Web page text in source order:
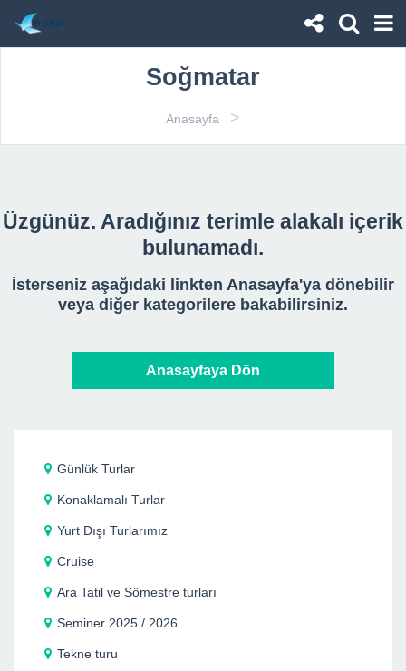
Soğmatar
Anasayfa >
Üzgünüz. Aradığınız terimle alakalı içerik
bulunamadı.
İsterseniz aşağıdaki linkten Anasayfa'ya dönebilir
veya diğer kategorilere bakabilirsiniz.
Anasayfaya Dön
Günlük Turlar
Konaklamalı Turlar
Yurt Dışı Turlarımız
Cruise
Ara Tatil ve Sömestre turları
Seminer 2025 / 2026
Tekne turu